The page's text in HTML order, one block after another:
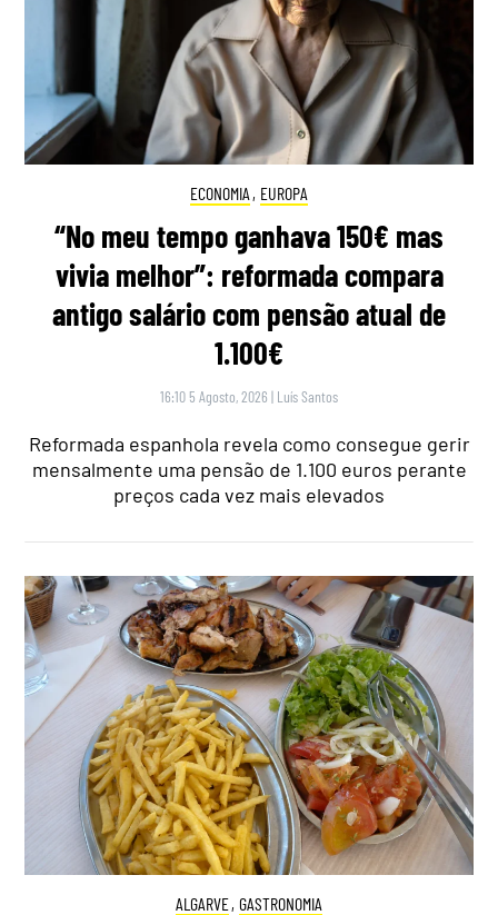
ECONOMIA , EUROPA
“No meu tempo ganhava 150€ mas
vivia melhor”: reformada compara
antigo salário com pensão atual de
1.100€
16:10 5 Agosto, 2026 | Luís Santos
Reformada espanhola revela como consegue gerir
mensalmente uma pensão de 1.100 euros perante
preços cada vez mais elevados
ALGARVE, GASTRONOMIA